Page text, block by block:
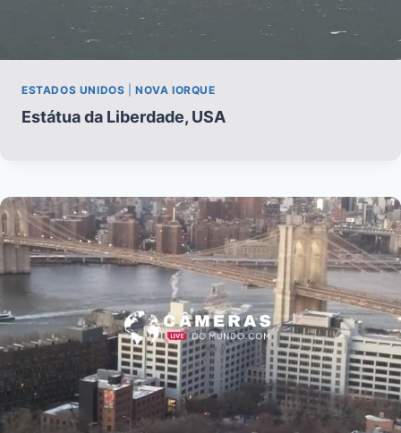
ESTADOS UNIDOS |NOVA IORQUE
Estátua da Liberdade, USA